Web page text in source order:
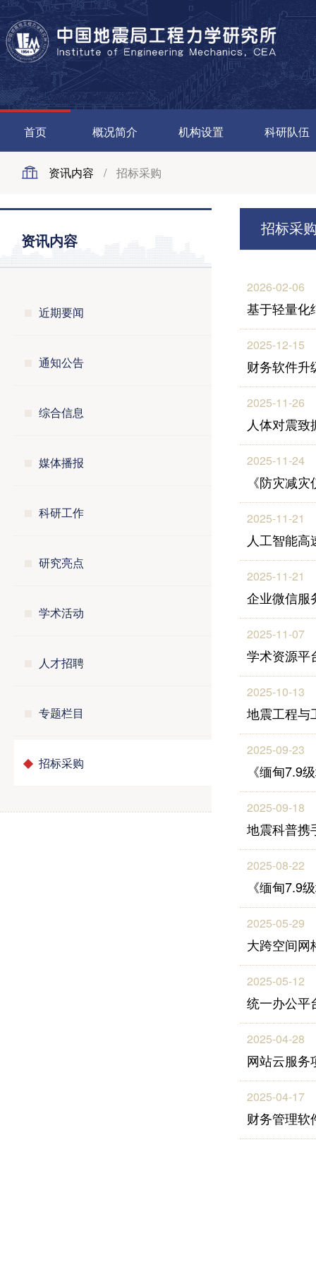
首页 概况简介 机构设置 科研队伍
资讯内容 / 招标采购
资讯内容
近期要闻
通知公告
综合信息
媒体播报
科研工作
研究亮点
学术活动
人才招聘
专题栏目
招标采购
招标采
2026-02-06
基于轻量化
2025-12-15
财务软件升
2025-11-26
人体对震
2025-11-24
《防灾减
2025-11-21
人工智能
2025-11-21
企业微信服
2025-11-07
学术资源平
2025-10-13
地震工程与
2025-09-23
《缅甸7.9
2025-09-18
地震科普携
2025-08-22
《缅甸7.9
2025-05-29
大跨空间网
2025-05-12
统一办公平
2025-04-28
网站云服务
2025-04-17
财务管理软